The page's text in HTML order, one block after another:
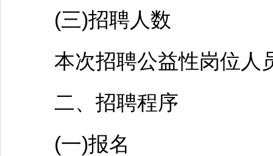
(三)招聘人数
本次招聘公益性岗位人
二、 招聘程序
(一)报名